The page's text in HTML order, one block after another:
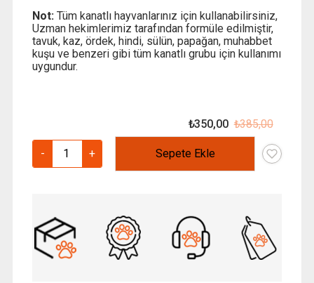
Not: Tüm kanatlı hayvanlarınız için kullanabilirsiniz,
Uzman hekimlerimiz tarafından formüle edilmiştir,
tavuk, kaz, ördek, hindi, sülün, papağan, muhabbet
kuşu ve benzeri gibi tüm kanatlı grubu için kullanımı
uygundur.
₺385,00
fiyat:
₺
₺350,00
andaki
fiyat:
-
Performix
Damla
–
24
Adet
adet
+ Sepete Ekle